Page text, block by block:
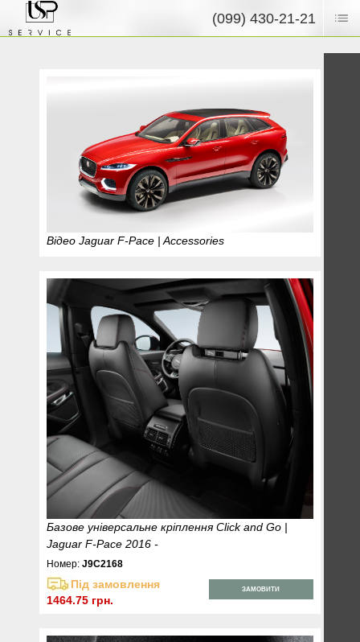
(099) 430-21-21
Відео Jaguar F-Pace | Accessories
Базове універсальне кріплення Click and Go |
Jaguar F-Pace 2016 -
Номер:J9C2168
Під замовлення
1464.75 грн.
ЗАМОВИТИ